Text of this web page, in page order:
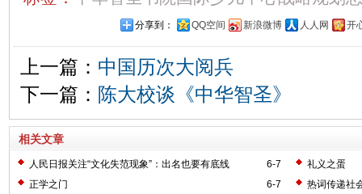
分享到： QQ空间 新浪微博 人人网 开
上一篇： 中国历次大阅兵
下一篇： 陈大校谈《中华智圣》
相关文章
6-7
人民日报关注“文化失范现象”：出名也要有底线
礼义之蛋
6-7
正学之门
热词传递社